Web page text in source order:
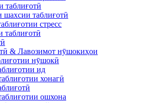
таблиғотӣ
таблиғотӣ
стресс
таблиғотӣ
& Лавозимот нӯшокиҳои
нӯшокӣ
ид
хонагӣ
ошхона